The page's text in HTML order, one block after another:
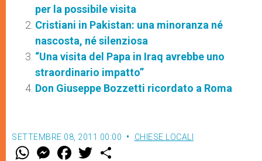
per la possibile visita
Cristiani in Pakistan: una minoranza né
nascosta, né silenziosa
“Una visita del Papa in Iraq avrebbe uno
straordinario impatto”
Don Giuseppe Bozzetti ricordato a Roma
SETTEMBRE 08, 2011 00:00 CHIESE LOCALI
W M
e
F
a w